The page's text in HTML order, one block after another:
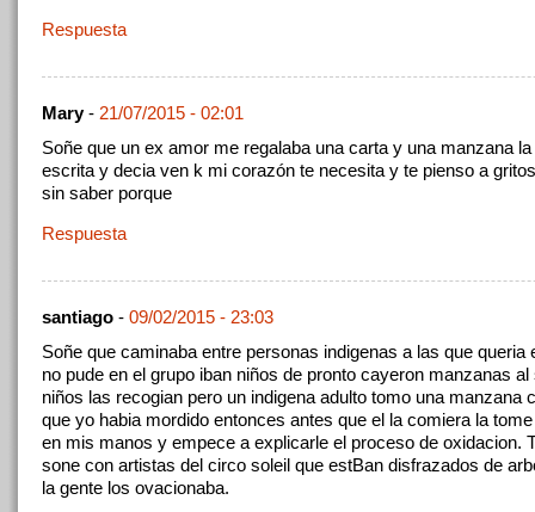
Respuesta
Mary- 21/07/2015 - 02:01
Soñe que un ex amor me regalaba una carta y una manzana
escrita y decia ven k mi corazón te necesita y te pienso a
sin saber porque
Respuesta
santiago - 09/02/2015 - 23:03
Soñe que caminaba entre personas indigenas a las que queria
no pude en el grupo iban niños de pronto cayeron manzanas
niños las recogian pero un indigena adulto tomo una manzana
que yo habia mordido entonces antes que el la comiera la
en mis manos y empece a explicarle el proceso de oxidacion.
sone con artistas del circo soleil que estBan disfrazados de
la gente los ovacionaba.